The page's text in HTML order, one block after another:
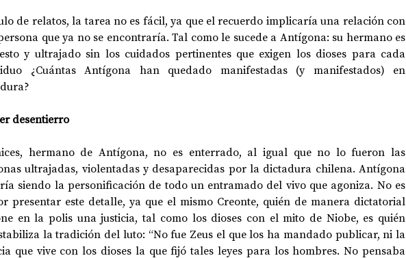
de relatos, la tarea no es fácil, ya que el recuerdo implicaría una relación con
que ya no se encontraría. Tal como le sucede a Antígona: su hermano es
y ultrajado sin los cuidados pertinentes que exigen los dioses para cada
¿Cuántas Antígona han quedado manifestadas (y manifestados) en
desentierro
hermano de Antígona, no es enterrado, al igual que no lo fueron las
ultrajadas, violentadas y desaparecidas por la dictadura chilena. Antígona
siendo la personificación de todo un entramado del vivo que agoniza. No es
presentar este detalle, ya que el mismo Creonte, quién de manera dictatorial
en la polis una justicia, tal como los dioses con el mito de Niobe, es quién
la tradición del luto: “No fue Zeus el que los ha mandado publicar, ni la
que vive con los dioses la que fijó tales leyes para los hombres. No pensaba